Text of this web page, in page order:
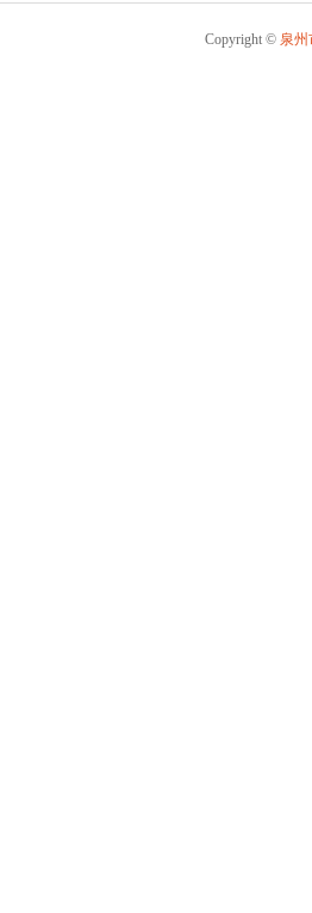
Copyright © 泉